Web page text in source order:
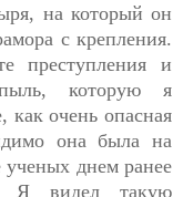
на который он
с крепления.
преступления и
которую я
как очень опасная
она была на
днем ранее
Я видел такую